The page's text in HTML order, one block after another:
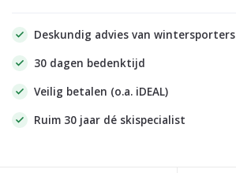
Deskundig advies van wintersporters
30 dagen bedenktijd
Veilig betalen (o.a. iDEAL)
Ruim 30 jaar dé skispecialist